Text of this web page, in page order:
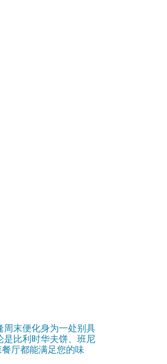
末便化身为一处别具
是比利时华夫饼、班尼
厅都能满足您的味